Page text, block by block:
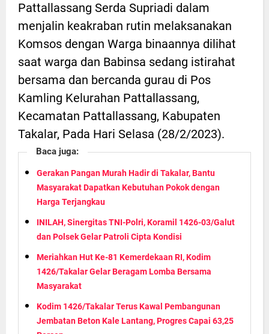
Pattallassang Serda Supriadi dalam
menjalin keakraban rutin melaksanakan
Komsos dengan Warga binaannya dilihat
saat warga dan Babinsa sedang istirahat
bersama dan bercanda gurau di Pos
Kamling Kelurahan Pattallassang,
Kecamatan Pattallassang, Kabupaten
Takalar, Pada Hari Selasa (28/2/2023).
Baca juga:
Gerakan Pangan Murah Hadir di Takalar, Bantu
Masyarakat Dapatkan Kebutuhan Pokok dengan
Harga Terjangkau
INILAH, Sinergitas TNI-Polri, Koramil 1426-03/Galut
dan Polsek Gelar Patroli Cipta Kondisi
Meriahkan Hut Ke-81 Kemerdekaan RI, Kodim
1426/Takalar Gelar Beragam Lomba Bersama
Masyarakat
Kodim 1426/Takalar Terus Kawal Pembangunan
Jembatan Beton Kale Lantang, Progres Capai 63,25